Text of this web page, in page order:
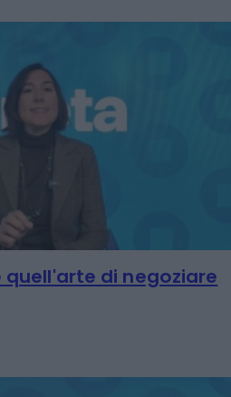
quell'arte di negoziare